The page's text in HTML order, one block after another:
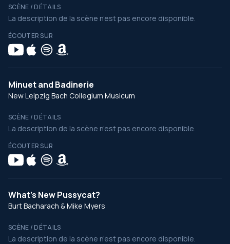
SCÈNE / DÉTAILS
La description de la scène n’est pas encore disponible.
ÉCOUTER SUR
Minuet and Badinerie
New Leipzig Bach Collegium Musicum
SCÈNE / DÉTAILS
La description de la scène n’est pas encore disponible.
ÉCOUTER SUR
What's New Pussycat?
Burt Bacharach & Mike Myers
SCÈNE / DÉTAILS
La description de la scène n’est pas encore disponible.